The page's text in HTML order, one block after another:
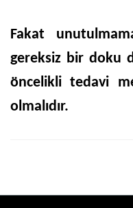
Fakat
gereksiz bir doku
öncelikli tedavi
olmalıdır.